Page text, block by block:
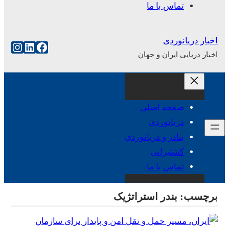
تماس با ما
اخبار دریانوردی
اخبار دریایی ایران و جهان
فیس‌بوک
صفحه اصلی
دریانوردی
بنادر و دریانوردی
کشتیرانی
تماس با ما
برچسب: بندر استراتژیک